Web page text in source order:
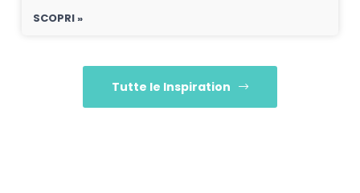
SCOPRI »
Tutte le Inspiration